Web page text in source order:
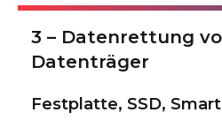
3 – Datenrettung
Datenträger
Festplatte, SSD,